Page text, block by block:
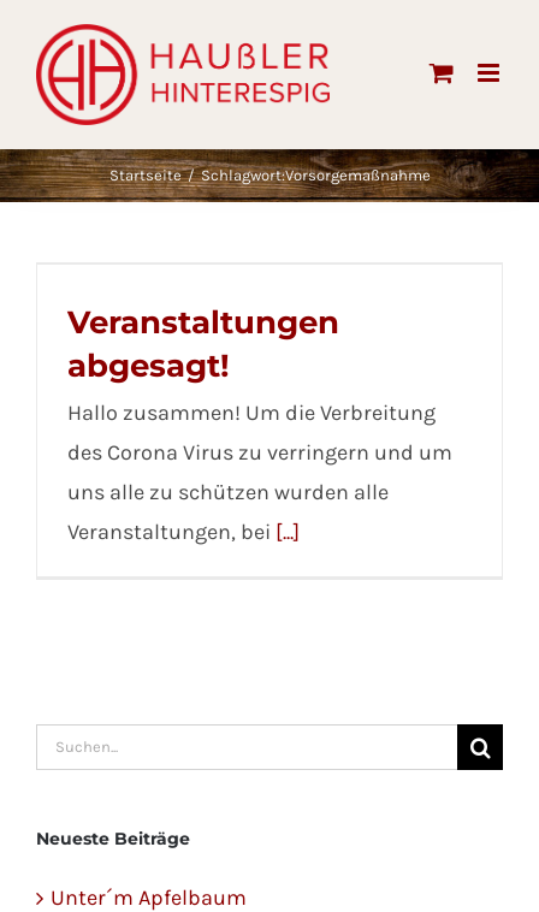
content
Startseite Schlagwort:Vorsorgemaßnahme
Veranstaltungen
abgesagt!
Hallo zusammen! Um die Verbreitung
des Corona Virus zu verringern und um
uns alle zu schützen wurden alle
Veranstaltungen, bei [...]
Suche
Neueste Beiträge
Unter´m Apfelbaum